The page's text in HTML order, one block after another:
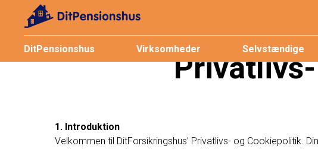
DitPensionshus Virksomheder Selvstændige
1. Introduktion
Velkommen til DitForsikringshus’ Privatlivs- og Cookiepolitik.